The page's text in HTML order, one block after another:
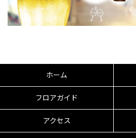
ホーム
フロアガイド
アクセス